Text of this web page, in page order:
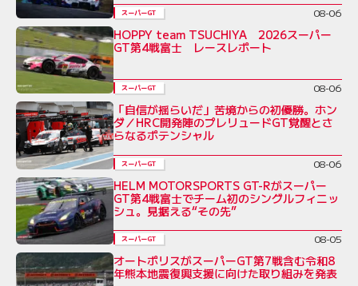
スーパーGT 08-06
HOPPY team TSUCHIYA 2026スーパー
GT第4戦富士 レースレポート
スーパーGT 08-06
「自信が揺らいだ」苦境からの初優勝。ホン
ダ／HRC開発陣のプレリュードGT覚醒とさ
らなるポテンシャル
スーパーGT 08-06
HELM MOTORSPORTS GT-Rがスーパー
GT第4戦富士でチーム初のシングルフィニッ
シュ。見据える“その先”
スーパーGT 08-05
オートポリスがスーパーGT第7戦含む令和8
年熊本地震復興支援に向けた取り組みを発表